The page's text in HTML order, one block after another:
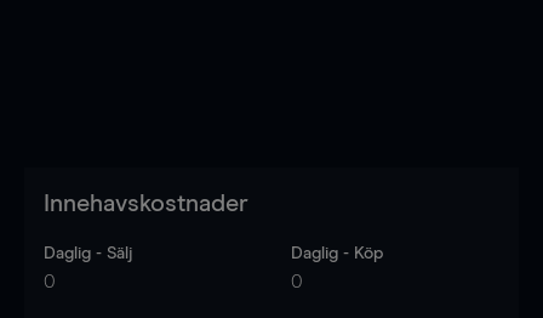
Innehavskostnader
Daglig - Sälj
0
Daglig - Köp
0